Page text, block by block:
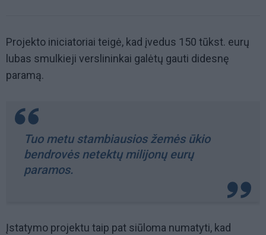
Projekto iniciatoriai teigė, kad įvedus 150 tūkst. eurų
lubas smulkieji verslininkai galėtų gauti didesnę
paramą.
Tuo metu stambiausios žemės ūkio
bendrovės netektų milijonų eurų
paramos.
Įstatymo projektu taip pat siūloma numatyti, kad